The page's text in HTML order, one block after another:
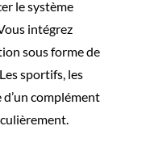
le système
intégrez
sous forme de
sportifs, les
complément